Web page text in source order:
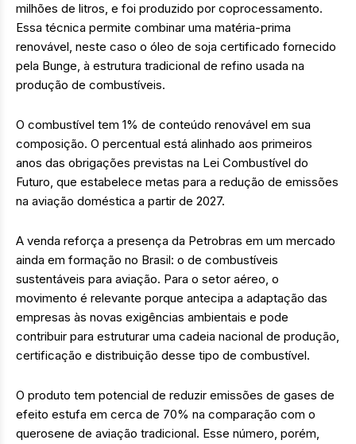
milhões de litros, e foi produzido por coprocessamento.
Essa técnica permite combinar uma matéria-prima
renovável, neste caso o óleo de soja certificado fornecido
pela Bunge, à estrutura tradicional de refino usada na
produção de combustíveis.
O combustível tem 1% de conteúdo renovável em sua
composição. O percentual está alinhado aos primeiros
anos das obrigações previstas na Lei Combustível do
Futuro, que estabelece metas para a redução de emissões
na aviação doméstica a partir de 2027.
A venda reforça a presença da Petrobras em um mercado
ainda em formação no Brasil: o de combustíveis
sustentáveis para aviação. Para o setor aéreo, o
movimento é relevante porque antecipa a adaptação das
empresas às novas exigências ambientais e pode
contribuir para estruturar uma cadeia nacional de produção,
certificação e distribuição desse tipo de combustível.
O produto tem potencial de reduzir emissões de gases de
efeito estufa em cerca de 70% na comparação com o
querosene de aviação tradicional. Esse número, porém,